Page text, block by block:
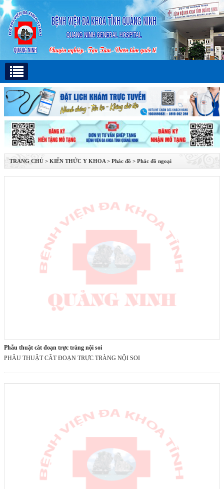
TRANG CHỦ > KIẾN THỨC Y KHOA > Phác đồ > Phác đồ ngoại
phẫu thuật cắt đoạn trực tràng nội soi
PHẪU THUẬT CẮT ĐOẠN TRỰC TRÀNG NỘI SOI